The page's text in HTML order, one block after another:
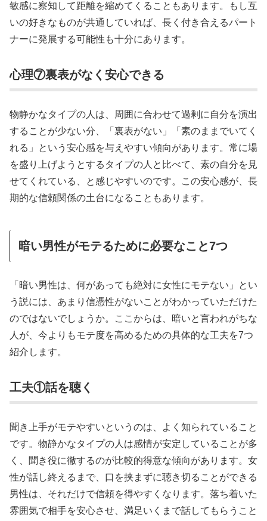
敏感に察知して距離を縮めてくることもあります。もし互
いの好きなものが共通していれば、長く付き合えるパート
ナーに発展する可能性も十分にあります。
心理⑦裏表がなく安心できる
物静かなタイプの人は、周囲に合わせて過剰に自分を演出
することが少ない分、「裏表がない」「素のままでいてく
れる」という安心感を与えやすい傾向があります。常に場
を盛り上げようとするタイプの人と比べて、素の自分を見
せてくれている、と感じやすいのです。この安心感が、長
期的な信頼関係の土台になることもあります。
暗い男性がモテるために必要なこと7つ
「暗い男性は、何があっても絶対に女性にモテない」とい
う説には、あまり信憑性がないことがわかっていただけた
のではないでしょうか。ここからは、暗いと言われがちな
人が、今よりもモテ度を高めるための具体的な工夫を7つ
紹介します。
工夫①話を聴く
聞き上手がモテやすいというのは、よく知られていること
です。物静かなタイプの人は感情が安定していることが多
く、聞き役に徹するのが比較的得意な傾向があります。女
性が話し終えるまで、口を挟まずに聴き切ることができる
男性は、それだけで信頼を得やすくなります。落ち着いた
雰囲気で相手を安心させ、満足いくまで話してもらうこと